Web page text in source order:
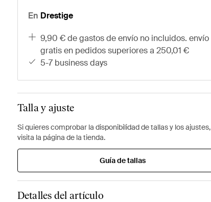
En Drestige
9,90 € de gastos de envío no incluidos. envío
gratis en pedidos superiores a 250,01 €
5-7 business days
Talla y ajuste
Si quieres comprobar la disponibilidad de tallas y los ajustes,
visita la página de la tienda.
Guía de tallas
Detalles del artículo